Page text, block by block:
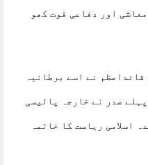
اور دفاعی قوت کھو
نے اسے برطانیہ
صدر نے خارجہ پالیسی
اسلامی ریاست کا خاتمہ